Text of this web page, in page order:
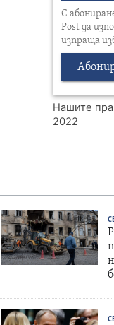
С
Post да
изпраща
Нашите
2022